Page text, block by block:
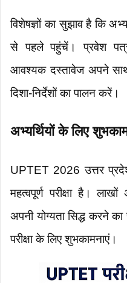
विशेषज्ञों का सुझाव है कि
से पहले पहुंचें। प्रवेश
आवश्यक दस्तावेज अपने
दिशा-निर्देशों का पालन करें।
अभ्यर्थियों के लिए
UPTET 2026 उत्तर
महत्वपूर्ण परीक्षा है।
अपनी योग्यता सिद्ध करने
परीक्षा के लिए शुभकामनाएं।